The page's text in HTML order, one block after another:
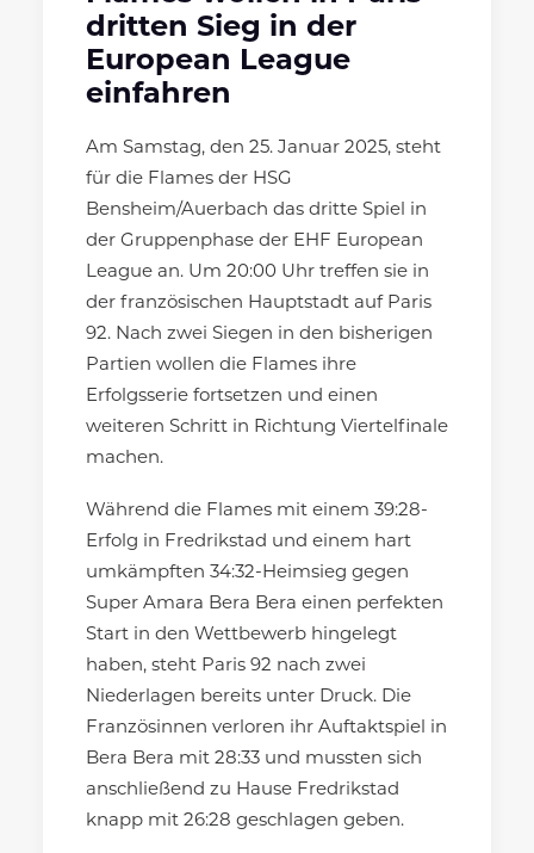
dritten Sieg in der
European League
einfahren
Am Samstag, den 25. Januar 2025, steht
für die Flames der HSG
Bensheim/Auerbach das dritte Spiel in
der Gruppenphase der EHF European
League an. Um 20:00 Uhr treffen sie in
der französischen Hauptstadt auf Paris
92. Nach zwei Siegen in den bisherigen
Partien wollen die Flames ihre
Erfolgsserie fortsetzen und einen
weiteren Schritt in Richtung Viertelfinale
machen.
Während die Flames mit einem 39:28-
Erfolg in Fredrikstad und einem hart
umkämpften 34:32-Heimsieg gegen
Super Amara Bera Bera einen perfekten
Start in den Wettbewerb hingelegt
haben, steht Paris 92 nach zwei
Niederlagen bereits unter Druck. Die
Französinnen verloren ihr Auftaktspiel in
Bera Bera mit 28:33 und mussten sich
anschließend zu Hause Fredrikstad
knapp mit 26:28 geschlagen geben.